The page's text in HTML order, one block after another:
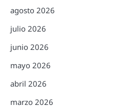
agosto 2026
julio 2026
junio 2026
mayo 2026
abril 2026
marzo 2026